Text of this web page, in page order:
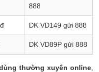
888
DK VD149 gửi 888
DK VD89P gửi 888
thường xuyên online